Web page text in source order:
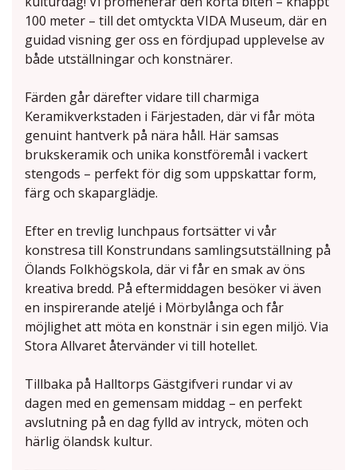
100 meter – till det omtyckta VIDA Museum, där en
guidad visning ger oss en fördjupad upplevelse av
både utställningar och konstnärer.
Färden går därefter vidare till charmiga
Keramikverkstaden i Färjestaden, där vi får möta
genuint hantverk på nära håll. Här samsas
brukskeramik och unika konstföremål i vackert
stengods – perfekt för dig som uppskattar form,
färg och skaparglädje.
Efter en trevlig lunchpaus fortsätter vi vår
konstresa till Konstrundans samlingsutställning på
Ölands Folkhögskola, där vi får en smak av öns
kreativa bredd. På eftermiddagen besöker vi även
en inspirerande ateljé i Mörbylånga och får
möjlighet att möta en konstnär i sin egen miljö. Via
Stora Allvaret återvänder vi till hotellet.
Tillbaka på Halltorps Gästgifveri rundar vi av
dagen med en gemensam middag – en perfekt
avslutning på en dag fylld av intryck, möten och
härlig ölandsk kultur.